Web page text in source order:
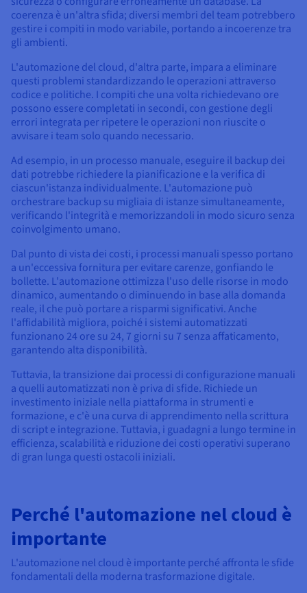
coerenza è un'altra sfida; diversi membri del team potrebbero
gestire i compiti in modo variabile, portando a incoerenze tra
gli ambienti.
L'automazione del cloud, d'altra parte, impara a eliminare
questi problemi standardizzando le operazioni attraverso
codice e politiche. I compiti che una volta richiedevano ore
possono essere completati in secondi, con gestione degli
errori integrata per ripetere le operazioni non riuscite o
avvisare i team solo quando necessario.
Ad esempio, in un processo manuale, eseguire il backup dei
dati potrebbe richiedere la pianificazione e la verifica di
ciascun'istanza individualmente. L'automazione può
orchestrare backup su migliaia di istanze simultaneamente,
verificando l'integrità e memorizzandoli in modo sicuro senza
coinvolgimento umano.
Dal punto di vista dei costi, i processi manuali spesso portano
a un'eccessiva fornitura per evitare carenze, gonfiando le
bollette. L'automazione ottimizza l'uso delle risorse in modo
dinamico, aumentando o diminuendo in base alla domanda
reale, il che può portare a risparmi significativi. Anche
l'affidabilità migliora, poiché i sistemi automatizzati
funzionano 24 ore su 24, 7 giorni su 7 senza affaticamento,
garantendo alta disponibilità.
Tuttavia, la transizione dai processi di configurazione manuali
a quelli automatizzati non è priva di sfide. Richiede un
investimento iniziale nella piattaforma in strumenti e
formazione, e c'è una curva di apprendimento nella scrittura
di script e integrazione. Tuttavia, i guadagni a lungo termine in
efficienza, scalabilità e riduzione dei costi operativi superano
di gran lunga questi ostacoli iniziali.
Perché l'automazione nel cloud è
importante
L'automazione nel cloud è importante perché affronta le sfide
fondamentali della moderna trasformazione digitale.